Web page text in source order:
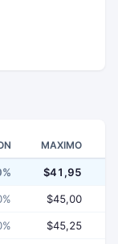
MAXIMO
$41,95
$45,00
$45,25